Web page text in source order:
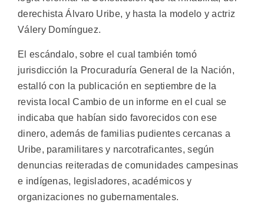
derechista Álvaro Uribe, y hasta la modelo y actriz
Válery Domínguez.
El escándalo, sobre el cual también tomó
jurisdicción la Procuraduría General de la Nación,
estalló con la publicación en septiembre de la
revista local Cambio de un informe en el cual se
indicaba que habían sido favorecidos con ese
dinero, además de familias pudientes cercanas a
Uribe, paramilitares y narcotraficantes, según
denuncias reiteradas de comunidades campesinas
e indígenas, legisladores, académicos y
organizaciones no gubernamentales.